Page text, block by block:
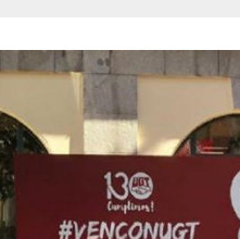
UGT aborda en
UGT Andalucía
Clausurada la
Rivas acoge la